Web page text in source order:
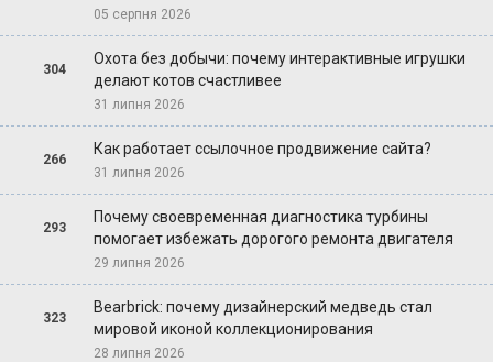
05 серпня 2026
304
Охота без добычи: почему интерактивные игрушки
делают котов счастливее
31 липня 2026
266
Как работает ссылочное продвижение сайта?
31 липня 2026
293
Почему своевременная диагностика турбины
помогает избежать дорогого ремонта двигателя
29 липня 2026
323
Bearbrick: почему дизайнерский медведь стал
мировой иконой коллекционирования
28 липня 2026